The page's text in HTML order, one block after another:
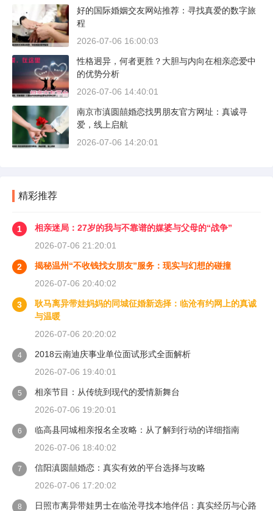
好的国际婚姻交友网站推荐：寻找真爱的数字旅
程
2026-07-06 16:00:03
性格迥异，何者更胜？大胆与内向在相亲恋爱中
的优势分析
2026-07-06 14:40:01
南京市滇圆囍婚恋找男朋友官方网址：真诚寻
爱，线上启航
2026-07-06 14:20:01
精彩推荐
1
相亲迷局：27岁的我与不靠谱的媒婆与父母的“战争”
2026-07-06 21:20:01
2
揭秘温州“不收钱找女朋友”服务：现实与幻想的碰撞
2026-07-06 20:40:02
3
耿马离异带娃妈妈的同城征婚新选择：临沧有约网上的真诚
与温暖
2026-07-06 20:20:02
4
2018云南迪庆事业单位面试形式全面解析
2026-07-06 19:40:01
5
相亲节目：从传统到现代的爱情新舞台
2026-07-06 19:20:01
6
临高县同城相亲报名全攻略：从了解到行动的详细指南
2026-07-06 18:40:02
7
信阳滇圆囍婚恋：真实有效的平台选择与攻略
2026-07-06 17:20:02
8 日照市离异带娃男士在临沧寻找本地伴侣：真实经历与心路